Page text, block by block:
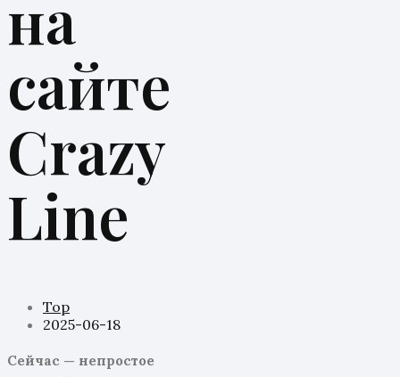
на
сайте
Crazy
Line
Top
2025-06-18
Сейчас — непростое